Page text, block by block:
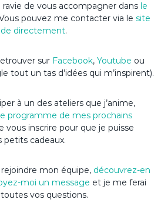
ravie de vous accompagner dans le
pouvez me contacter via le site
directement.
sur Facebook, Youtube ou
tout un tas d’idées qui m’inspirent).
à un des ateliers que j’anime,
programme de mes prochains
vous inscrire pour que je puisse
petits cadeaux.
mon équipe, découvrez-en
moi un message et je me ferai
vos questions.